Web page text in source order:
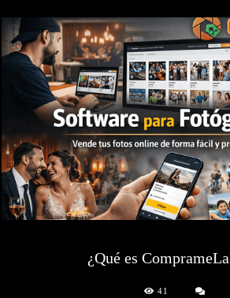
¿Qué es
41